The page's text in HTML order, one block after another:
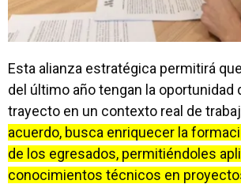
Esta alianza estratégica permitirá
del último año tengan la oportunidad
trayecto en un contexto real de
acuerdo, busca enriquecer la
de los egresados, permitiéndoles
conocimientos técnicos en